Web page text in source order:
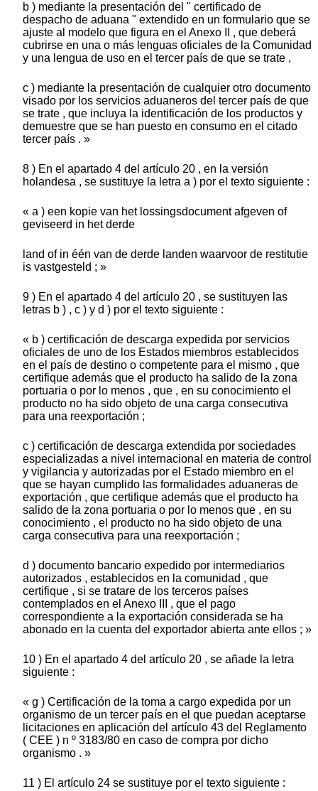
b ) mediante la presentación del " certificado de
despacho de aduana " extendido en un formulario que se
ajuste al modelo que figura en el Anexo II , que deberá
cubrirse en una o más lenguas oficiales de la Comunidad
y una lengua de uso en el tercer país de que se trate ,
c ) mediante la presentación de cualquier otro documento
visado por los servicios aduaneros del tercer país de que
se trate , que incluya la identificación de los productos y
demuestre que se han puesto en consumo en el citado
tercer país . »
8 ) En el apartado 4 del artículo 20 , en la versión
holandesa , se sustituye la letra a ) por el texto siguiente :
« a ) een kopie van het lossingsdocument afgeven of
geviseerd in het derde
land of in één van de derde landen waarvoor de restitutie
is vastgesteld ; »
9 ) En el apartado 4 del artículo 20 , se sustituyen las
letras b ) , c ) y d ) por el texto siguiente :
« b ) certificación de descarga expedida por servicios
oficiales de uno de los Estados miembros establecidos
en el país de destino o competente para el mismo , que
certifique además que el producto ha salido de la zona
portuaria o por lo menos , que , en su conocimiento el
producto no ha sido objeto de una carga consecutiva
para una reexportación ;
c ) certificación de descarga extendida por sociedades
especializadas a nivel internacional en materia de control
y vigilancia y autorizadas por el Estado miembro en el
que se hayan cumplido las formalidades aduaneras de
exportación , que certifique además que el producto ha
salido de la zona portuaria o por lo menos que , en su
conocimiento , el producto no ha sido objeto de una
carga consecutiva para una reexportación ;
d ) documento bancario expedido por intermediarios
autorizados , establecidos en la comunidad , que
certifique , si se tratare de los terceros países
contemplados en el Anexo III , que el pago
correspondiente a la exportación considerada se ha
abonado en la cuenta del exportador abierta ante ellos ; »
10 ) En el apartado 4 del artículo 20 , se añade la letra
siguiente :
« g ) Certificación de la toma a cargo expedida por un
organismo de un tercer país en el que puedan aceptarse
licitaciones en aplicación del artículo 43 del Reglamento
( CEE ) n º 3183/80 en caso de compra por dicho
organismo . »
11 ) El artículo 24 se sustituye por el texto siguiente :